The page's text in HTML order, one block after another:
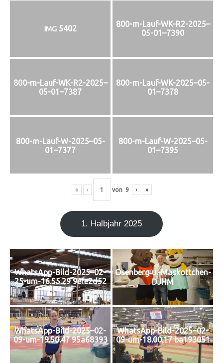
IMG 5402
800-m-Lauf-WK-R2-2025–
05-01–7390
800-m-Lauf-WK-R2-2025–
05-01–7387
800-m-Lauf-WK-2025–05-
01–7378
800-m-Lauf-W-2025–05-
01–7377
800-m-Lauf-W-2025–05-
01–7395
« ‹ von 9 › »
1. Halb­jahr 2025
WhatsApp-Bild-2025–02-
25-um-16.55.29 9efe2d52
Osenberg‑u.-Maskottchen-
DJHM
WhatsApp-Bild-2025–02-
09-um-19.50.47 95a68393
WhatsApp-Bild-2025–02-
09-um-18.00.17 ba193051